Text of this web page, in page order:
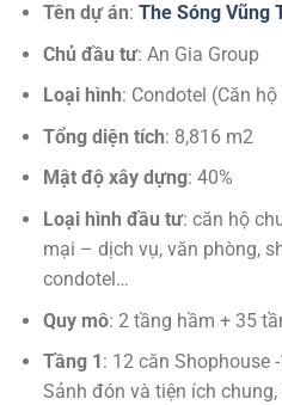
Tên dự án: The Sóng Vũng
Chủ đầu tư: An Gia Group
Loại hình: Condotel (Căn
Tổng diện tích: 8,816 m2
Mật độ xây dựng: 40%
Loại hình đầu tư: căn hộ
mại – dịch vụ, văn phòng,
condotel…
Quy mô: 2 tầng hầm + 35
Tầng 1 : 12 căn Shophouse
Sảnh đón và tiện ích chung,